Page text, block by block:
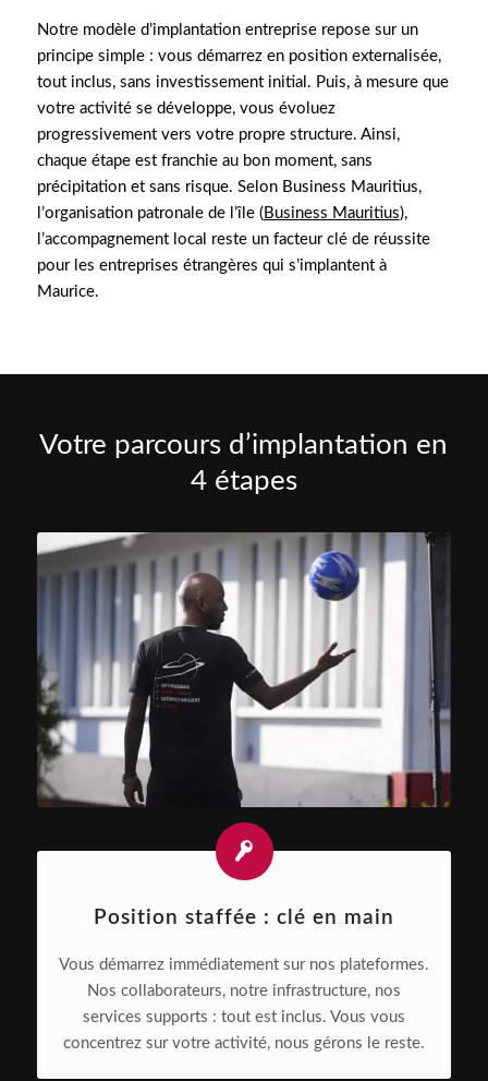
Notre modèle d’implantation entreprise repose sur un
principe simple : vous démarrez en position externalisée,
tout inclus, sans investissement initial. Puis, à mesure que
votre activité se développe, vous évoluez
progressivement vers votre propre structure. Ainsi,
chaque étape est franchie au bon moment, sans
précipitation et sans risque. Selon Business Mauritius,
l’organisation patronale de l’île (Business Mauritius),
l’accompagnement local reste un facteur clé de réussite
pour les entreprises étrangères qui s’implantent à
Maurice.
Votre parcours d’implantation en
4 étapes
Position staffée : clé en main
Vous démarrez immédiatement sur nos plateformes.
Nos collaborateurs, notre infrastructure, nos
services supports : tout est inclus. Vous vous
concentrez sur votre activité, nous gérons le reste.